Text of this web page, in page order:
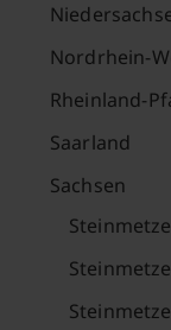
Nordrhein-
Rheinland-
Saarland
Sachsen